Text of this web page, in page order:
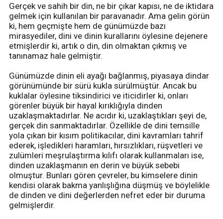
Gerçek ve sahih bir din, ne bir çıkar kapısı, ne de iktidara
gelmek için kullanılan bir paravanadır. Ama gelin görün
ki, hem geçmişte hem de günümüzde bazı
mirasyediler, dini ve dinin kurallarını öylesine dejenere
etmişlerdir ki, artık o din, din olmaktan çıkmış ve
tanınamaz hale gelmiştir.
Günümüzde dinin eli ayağı bağlanmış, piyasaya dindar
görünümünde bir sürü kukla sürülmüştür. Ancak bu
kuklalar öylesine tiksindirici ve iticidirler ki, onları
görenler büyük bir hayal kırıklığıyla dinden
uzaklaşmaktadırlar. Ne acıdır ki, uzaklaştıkları şeyi de,
gerçek din sanmaktadırlar. Özellikle de dini temsille
yola çıkan bir kısım politikacılar, dini kavramları tahrif
ederek, işledikleri haramları, hırsızlıkları, rüşvetleri ve
zulümleri meşrulaştırma kılıfı olarak kullanmaları ise,
dinden uzaklaşmanın en derin ve büyük sebebi
olmuştur. Bunları gören çevreler, bu kimselere dinin
kendisi olarak bakma yanlışlığına düşmüş ve böylelikle
de dinden ve dini değerlerden nefret eder bir duruma
gelmişlerdir.